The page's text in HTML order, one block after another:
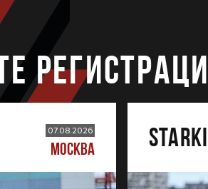
07.08.2026
МОСКВА